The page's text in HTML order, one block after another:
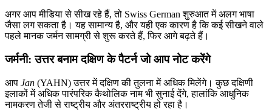
अगर आप मीडिया से सीख रहे हैं, तो Swiss German शुरुआत में अलग भाषा
जैसा लग सकता है। यह सामान्य है, और यही एक कारण है कि कई सीखने वाले
पहले मानक जर्मन सामग्री से शुरू करते हैं, फिर आगे बढ़ते हैं।
जर्मनी: उत्तर बनाम दक्षिण के पैटर्न जो आप नोट करेंगे
आप Jan (YAHN) उत्तर में दक्षिण की तुलना में अधिक मिलेंगे। कुछ दक्षिणी
इलाकों में अधिक पारंपरिक कैथोलिक नाम भी सुनाई देंगे, हालांकि आधुनिक
नामकरण तेजी से राष्ट्रीय और अंतरराष्ट्रीय हो रहा है।